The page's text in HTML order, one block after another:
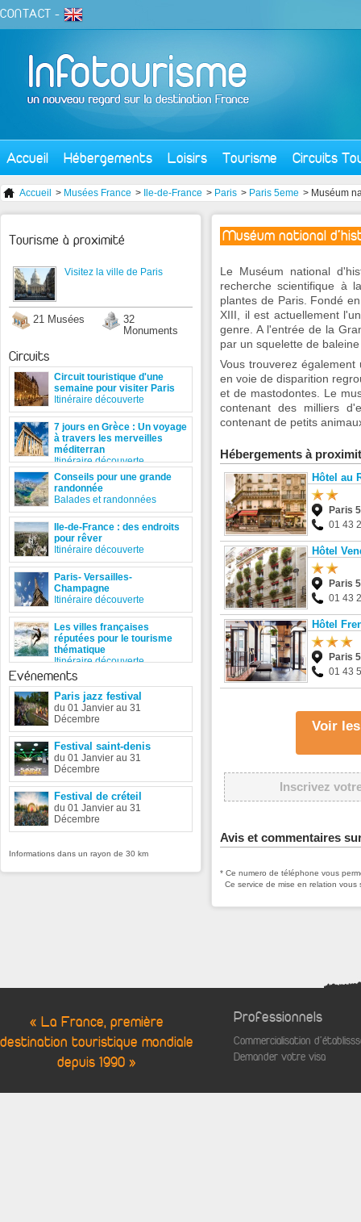
CONTACT -
Accueil Hébergements Loisirs Tourisme Circuits
Accueil > Musées France > Ile-de-France > Paris > Paris 5eme > Muséum
Muséum national
Le Muséum national
recherche scientifique à
plantes de Paris. Fondé
XIII, il est actuellement
genre. A l'entrée de la
par un squelette de
Vous trouverez
en voie de disparition
et de mastodontes. Le
contenant des milliers
contenant de petits
Hébergements à
Hôtel au
Paris
01 43
Hôtel
Paris
01 43
Hôtel
Paris
01 43
Voir
Inscrivez
Avis et commentaires
* Ce numero de téléphone vous
Ce service de mise en relation
Tourisme à proximité
Visitez la ville de Paris
21 Musées
32
Monuments
Circuits
Circuit touristique d'une
semaine pour visiter Paris
Itinéraire découverte
7 jours en Grèce : Un voyage
à travers les merveilles
méditerran
Itinéraire découverte
Conseils pour une grande
randonnée
Balades et randonnées
Ile-de-France : des endroits
pour rêver
Itinéraire découverte
Paris- Versailles-
Champagne
Itinéraire découverte
Les villes françaises
réputées pour le tourisme
thématique
Itinéraire découverte
Evénements
Paris jazz festival
du 01 Janvier au 31
Décembre
Festival saint-denis
du 01 Janvier au 31
Décembre
Festival de créteil
du 01 Janvier au 31
Décembre
Informations dans un rayon de 30 km
« La France, première
destination touristique mondiale
depuis 1990 »
Professionnels
Commercialisation
Demander votre visa